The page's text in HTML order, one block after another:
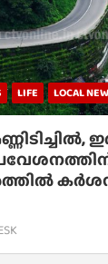
LIFE LOCAL